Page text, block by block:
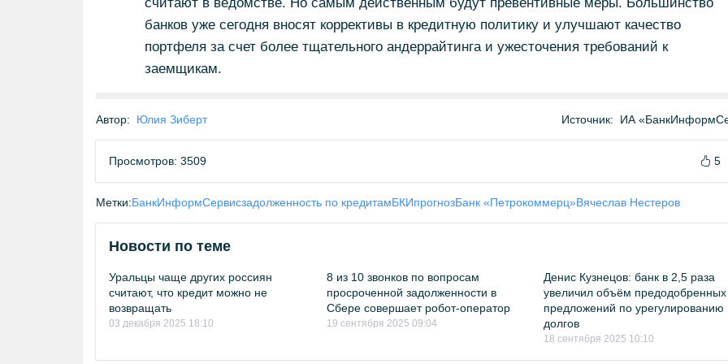
банков уже сегодня вносят коррективы в кредитную политику и улучшают качество
портфеля за счет более тщательного андеррайтинга и ужесточения требований к
заемщикам.
Автор: Юлия Зиберт Источник: ИА
Просмотров: 3509 5
Метки:БанкИнформСервисзадолженность по кредитамБКИпрогнозБанк «Петрокоммерц»Вячеслав Нестеров
Новости по теме
Уральцы чаще других россиян
считают, что кредит можно не
возвращать
03 декабря 2025 18:10
8 из 10 звонков по вопросам
просроченной задолженности в
Сбере совершает робот-оператор
19 сентября 2025 09:04
Денис Кузнецов: банк в 2,5 раза
увеличил объём предодобренных
предложений по урегулированию
долгов
18 сентября 2025 10:10